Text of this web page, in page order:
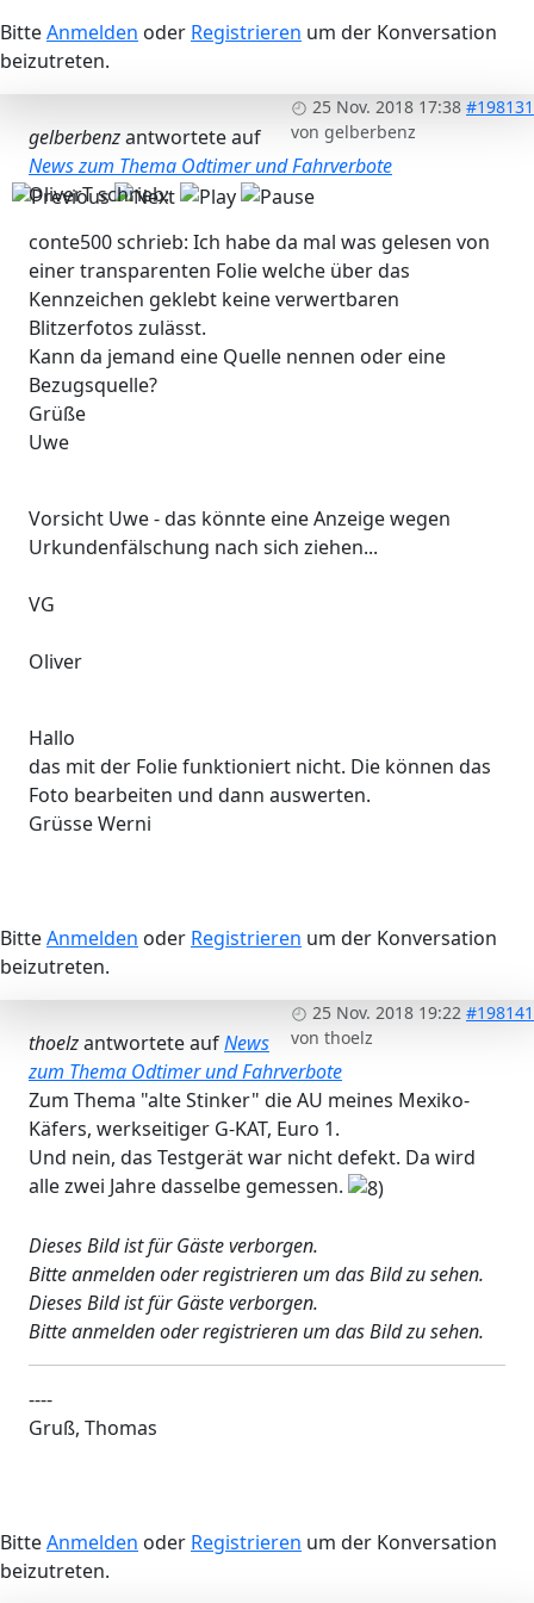
BitteAnmelden oder Registrieren um der Konversation
beizutreten.
25 Nov. 2018 17:38 #198131
von gelberbenz
gelberbenzantwortete auf
News zum Thema Odtimer und Fahrverbote
OliverT schrieb:
conte500 schrieb: Ich habe da mal was gelesen von
einer transparenten Folie welche über das
Kennzeichen geklebt keine verwertbaren
Blitzerfotos zulässt.
Kann da jemand eine Quelle nennen oder eine
Bezugsquelle?
Grüße
Uwe
Vorsicht Uwe - das könnte eine Anzeige wegen
Urkundenfälschung nach sich ziehen...
VG
Oliver
Hallo
das mit der Folie funktioniert nicht. Die können das
Foto bearbeiten und dann auswerten.
Grüsse Werni
BitteAnmelden oder Registrieren um der Konversation
beizutreten.
25 Nov. 2018 19:22 #198141
von thoelz
thoelzantwortete aufNews
zum Thema Odtimer und Fahrverbote
Zum Thema "alte Stinker" die AU meines Mexiko-
Käfers, werkseitiger G-KAT, Euro 1.
Und nein, das Testgerät war nicht defekt. Da wird
alle zwei Jahre dasselbe gemessen.
Dieses Bild ist für Gäste verborgen.
Bitte anmelden oder registrieren um das Bild zu sehen.
Dieses Bild ist für Gäste verborgen.
Bitte anmelden oder registrieren um das Bild zu sehen.
----
Gruß, Thomas
BitteAnmelden oder Registrieren um der Konversation
beizutreten.